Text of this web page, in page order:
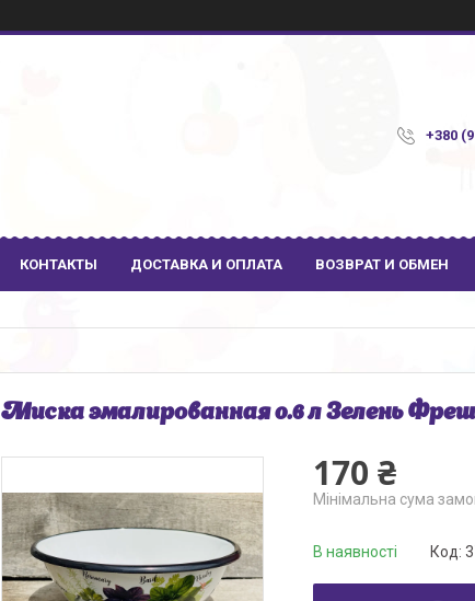
+380
КОНТАКТЫ ДОСТАВКА И ОПЛАТА ВОЗВРАТ И ОБМЕН
Миска эмалированная 0.6 л Зелень
170 ₴
Мінімальна сума
В наявності Код: